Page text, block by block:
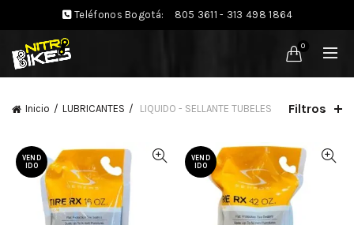
Teléfonos Bogotá: 805 3611 - 313 498 1864
0
Inicio LUBRICANTES LIQUIDO - SELLANTE TUBELES Filtros
VEND
IDO
VEND
IDO